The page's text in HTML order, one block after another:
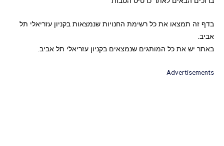
בדף זה תמצאו את כל רשימת החנויות שנמצאות בקניון עזריאלי תל
אביב.
באתר יש את כל המותגים שנמצאים בקניון עזריאלי תל אביב.
Advertisements